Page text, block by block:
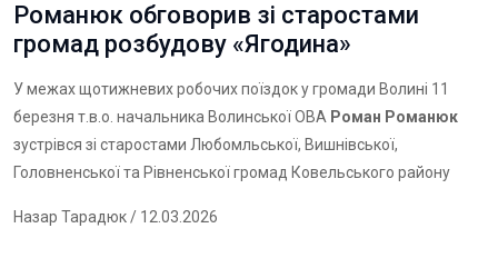
Романюк обговорив зі старостами
громад розбудову «Ягодина»
У межах щотижневих робочих поїздок у громади Волині 11
березня т.в.о. начальника Волинської ОВА Роман Романюк
зустрівся зі старостами Любомльської, Вишнівської,
Головненської та Рівненської громад Ковельського району
Назар Тарадюк/ 12.03.2026